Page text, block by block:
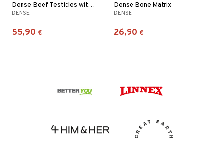
Dense Beef Testicles with Oysters and Liver
DENSE
55,90 €
Dense Bone Matrix
DENSE
26,90 €